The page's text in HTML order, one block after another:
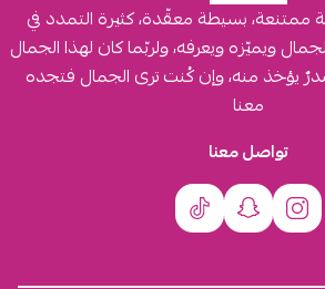
بسيطة معقّدة، كثيرة التمدد في
ويميّزه ويعرفه، ولربّما كان لهذا الجمال
يؤخذ منه، وإن كُنت ترى الجمال فتجده
معنا
تواصل معنا